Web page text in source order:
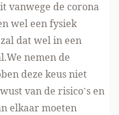
vanwege de corona
wel een fysiek
dat wel in een
nemen de
deze keus niet
van de risico’s en
elkaar moeten